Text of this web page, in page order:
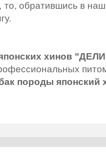
, то, обратившись в
хинов
породы японский